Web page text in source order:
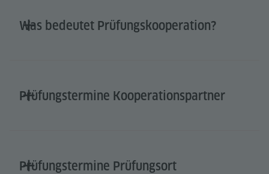
Was bedeutet Prüfungskooperation?
Prüfungstermine Kooperationspartner
Prüfungstermine Prüfungsort